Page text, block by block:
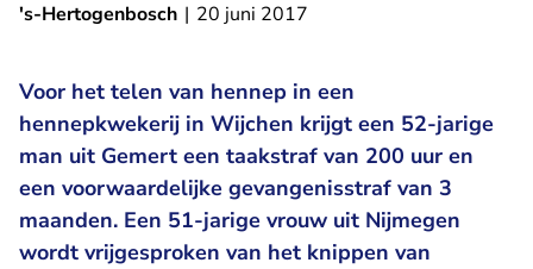
's-Hertogenbosch | 20 juni 2017
Voor het telen van hennep in een
hennepkwekerij in Wijchen krijgt een 52-jarige
man uit Gemert een taakstraf van 200 uur en
een voorwaardelijke gevangenisstraf van 3
maanden. Een 51-jarige vrouw uit Nijmegen
wordt vrijgesproken van het knippen van